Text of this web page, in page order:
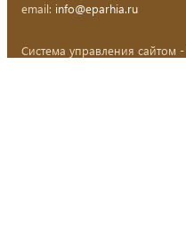
email: info@eparhia.ru
Система управления сайтом